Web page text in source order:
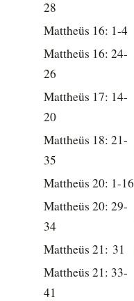
28
Mattheüs 16: 1-4
Mattheüs 16: 24-
26
Mattheüs 17: 14-
20
Mattheüs 18: 21-
35
Mattheüs 20: 1-16
Mattheüs 20: 29-
34
Mattheüs 21: 31
Mattheüs 21: 33-
41